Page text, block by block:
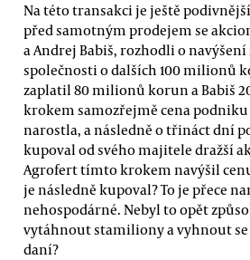
Na této transakci je ještě
před samotným prodejem se
a Andrej Babiš, rozhodli o
společnosti o dalších 100 milionů
zaplatil 80 milionů korun a Babiš
krokem samozřejmě cena
narostla, a následně o třináct dní
kupoval od svého majitele dražší
Agrofert tímto krokem navýšil
je následně kupoval? To je přece
nehospodárné. Nebyl to opět
vytáhnout stamiliony a vyhnout
daní?